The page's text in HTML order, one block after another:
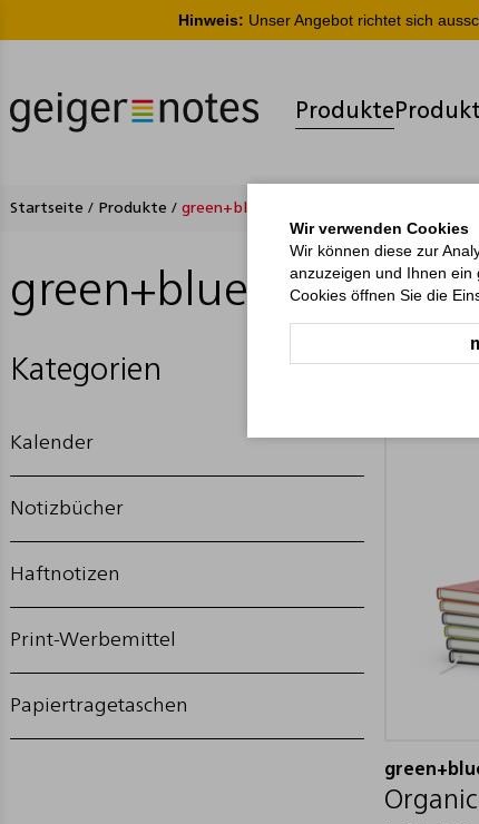
Hinweis: Unser Angebot richtet sich
Produkte
Startseite / Produkte / green+blue
green+blue
Kategorien
Kalender
Notizbücher
Haftnotizen
Print-Werbemittel
Papiertragetaschen
Wir verwenden Cookies
Wir können diese zur
anzuzeigen und Ihnen
Cookies öffnen Sie die